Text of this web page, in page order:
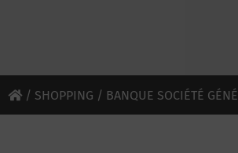
/ SHOPPING / BANQUE SOCIÉTÉ